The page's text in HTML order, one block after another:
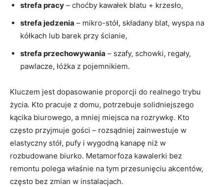
strefa pracy – choćby kawałek blatu + krzesło,
strefa jedzenia – mikro-stół, składany blat, wyspa na
kółkach lub barek przy ścianie,
strefa przechowywania – szafy, schowki, regały,
pawlacze, łóżka z pojemnikiem.
Kluczem jest dopasowanie proporcji do realnego trybu
życia. Kto pracuje z domu, potrzebuje solidniejszego
kącika biurowego, a mniej miejsca na rozrywkę. Kto
często przyjmuje gości – rozsądniej zainwestuje w
elastyczny stół, pufy i wygodną kanapę niż w
rozbudowane biurko. Metamorfoza kawalerki bez
remontu polega właśnie na tym przesunięciu akcentów,
często bez zmian w instalacjach.